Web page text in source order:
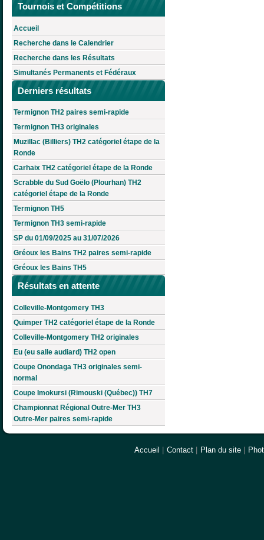
Tournois et Compétitions
Accueil
Recherche dans le Calendrier
Recherche dans les Résultats
Simultanés Permanents et Fédéraux
Derniers résultats
Termignon TH2 paires semi-rapide
Termignon TH3 originales
Muzillac (Billiers) TH2 catégoriel étape de la
Ronde
Carhaix TH2 catégoriel étape de la Ronde
Scrabble du Sud Goëlo (Plourhan) TH2
catégoriel étape de la Ronde
Termignon TH5
Termignon TH3 semi-rapide
SP du 01/09/2025 au 31/07/2026
Gréoux les Bains TH2 paires semi-rapide
Gréoux les Bains TH5
Résultats en attente
Colleville-Montgomery TH3
Quimper TH2 catégoriel étape de la Ronde
Colleville-Montgomery TH2 originales
Eu (eu salle audiard) TH2 open
Coupe Onondaga TH3 originales semi-
normal
Coupe Imokursi (Rimouski (Québec)) TH7
Championnat Régional Outre-Mer TH3
Outre-Mer paires semi-rapide
Accueil Contact Plan du site